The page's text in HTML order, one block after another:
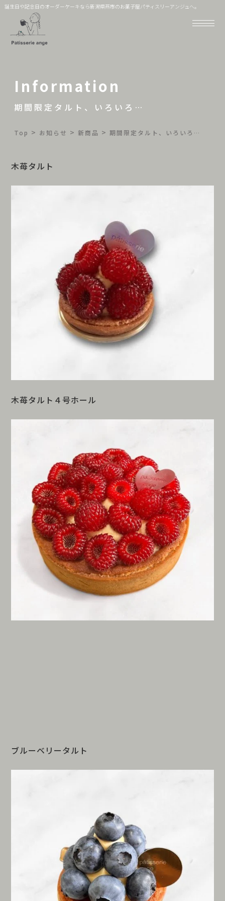
誕生日や記念日のオーダーケーキなら新潟県燕市のお菓子屋パティスリーアンジュへ。
Information
期間限定タルト、いろいろ…
Top > お知らせ >新商品 >期間限定タルト、いろいろ…
木苺タルト
木苺タルト４号ホール
ブルーベリータルト